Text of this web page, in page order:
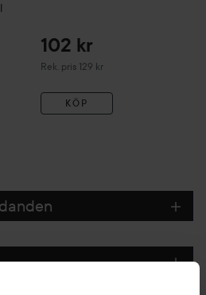
102 kr
Rek. pris 129 kr
Rekommenderat pris 129 kr
KÖP